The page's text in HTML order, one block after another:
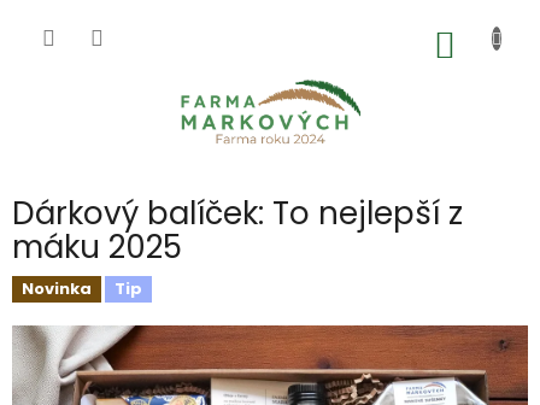
Dárkový balíček: To nejlepší z
máku 2025
Novinka Tip